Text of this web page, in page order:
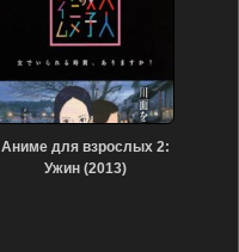
Аниме для взрослых 2:
Ужин (2013)